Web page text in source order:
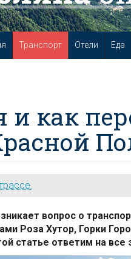
Транспорт Отели Еда
и как
вопрос о
Роза Хутор, Горки
статье ответим на все